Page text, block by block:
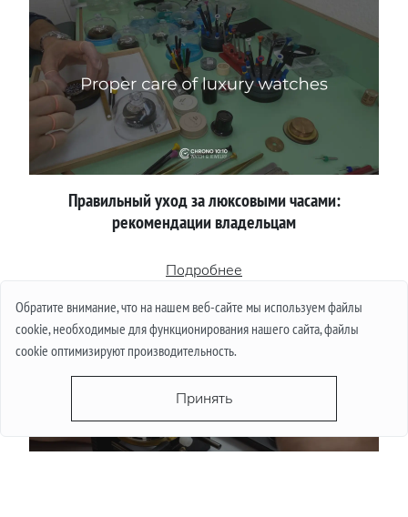
Обратите внимание, что на нашем веб-сайте мы используем файлы
cookie, необходимые для функционирования нашего сайта, файлы
cookie оптимизируют производительность.
Принять
Правильный уход за люксовыми часами:
рекомендации владельцам
Подробнее